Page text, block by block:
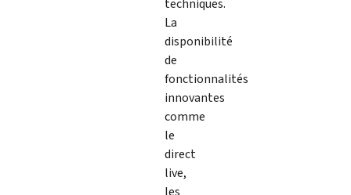
techniques.
La
disponibilité
de
fonctionnalités
innovantes
comme
le
direct
live,